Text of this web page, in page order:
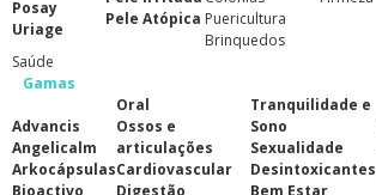
Posay
Uriage
Pele Atópica Puericultura
Brinquedos
Saúde
Gamas
Advancis
Angelicalm
Arkocápsulas
Bioactivo
Oral
Ossos e
articulações
Cardiovascular
Digestão
Tranquilidade e
Sono
Sexualidade
Desintoxicantes
Bem Estar